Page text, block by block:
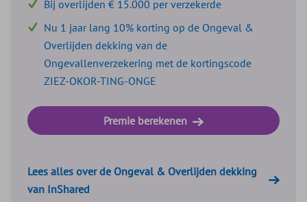
Bij overlijden € 15.000 per verzekerde
Nu 1 jaar lang 10% korting op de Ongeval &
Overlijden dekking van de
Ongevallenverzekering met de kortingscode
ZIEZ-OKOR-TING-ONGE
Premie berekenen
Lees alles over de Ongeval & Overlijden dekking
van InShared